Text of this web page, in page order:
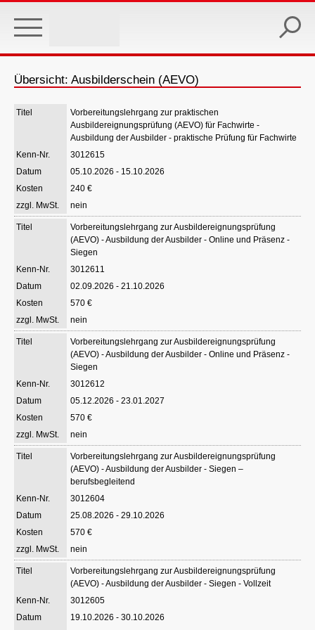
main
Übersicht: Ausbilderschein (AEVO)
Vorbereitungslehrgang zur praktischen
Ausbildereignungsprüfung (AEVO) für Fachwirte -
Ausbildung der Ausbilder - praktische Prüfung für Fachwirte
3012615
05.10.2026 - 15.10.2026
240 €
nein
Vorbereitungslehrgang zur Ausbildereignungsprüfung
(AEVO) - Ausbildung der Ausbilder - Online und Präsenz -
Siegen
3012611
02.09.2026 - 21.10.2026
570 €
nein
Vorbereitungslehrgang zur Ausbildereignungsprüfung
(AEVO) - Ausbildung der Ausbilder - Online und Präsenz -
Siegen
3012612
05.12.2026 - 23.01.2027
570 €
nein
Vorbereitungslehrgang zur Ausbildereignungsprüfung
(AEVO) - Ausbildung der Ausbilder - Siegen –
berufsbegleitend
3012604
25.08.2026 - 29.10.2026
570 €
nein
Vorbereitungslehrgang zur Ausbildereignungsprüfung
(AEVO) - Ausbildung der Ausbilder - Siegen - Vollzeit
3012605
19.10.2026 - 30.10.2026